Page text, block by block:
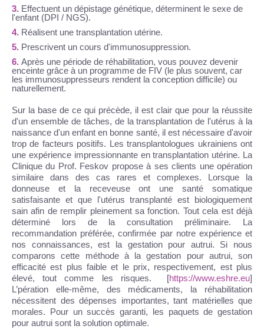
Effectuent un dépistage génétique, déterminent le sexe de
l'enfant (DPI / NGS).
Réalisent une transplantation utérine.
Prescrivent un cours d'immunosuppression.
Après une période de réhabilitation, vous pouvez devenir
enceinte grâce à un programme de FIV (le plus souvent, car
les immunosuppresseurs rendent la conception difficile) ou
naturellement.
Sur la base de ce qui précède, il est clair que pour la réussite
d'un ensemble de tâches, de la transplantation de l'utérus à la
naissance d'un enfant en bonne santé, il est nécessaire d'avoir
trop de facteurs positifs. Les transplantologues ukrainiens ont
une expérience impressionnante en transplantation utérine. La
Clinique du Prof. Feskov propose à ses clients une opération
similaire dans des cas rares et complexes. Lorsque la
donneuse et la receveuse ont une santé somatique
satisfaisante et que l'utérus transplanté est biologiquement
sain afin de remplir pleinement sa fonction. Tout cela est déjà
déterminé lors de la consultation préliminaire. La
recommandation préférée, confirmée par notre expérience et
nos connaissances, est la gestation pour autrui. Si nous
comparons cette méthode à la gestation pour autrui, son
efficacité est plus faible et le prix, respectivement, est plus
élevé, tout comme les risques. [https://www.eshre.eu]
L’pération elle-même, des médicaments, la réhabilitation
nécessitent des dépenses importantes, tant matérielles que
morales. Pour un succès garanti, les paquets de gestation
pour autrui sont la solution optimale.